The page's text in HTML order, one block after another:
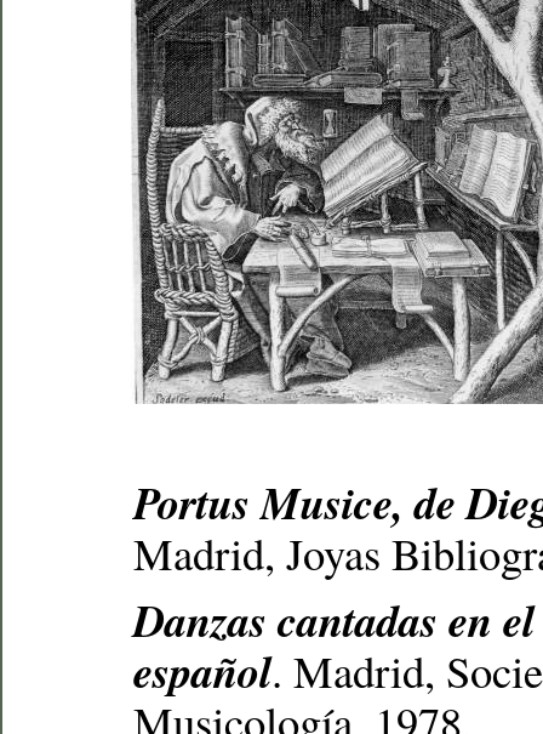
Portus Musice, de
Madrid, Joyas
Danzas cantadas en
español. Madrid,
Musicología, 1978.